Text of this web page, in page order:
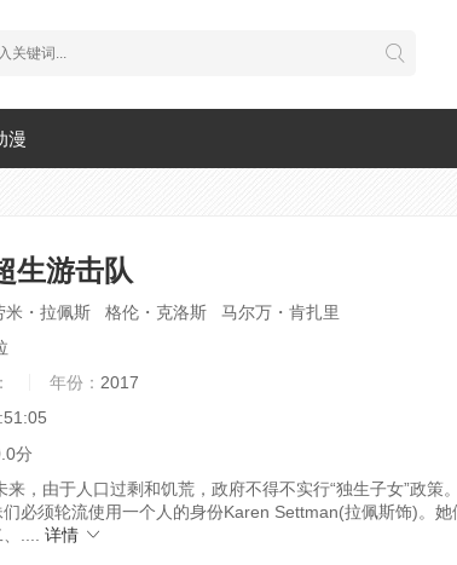
漫
生游击队
・拉佩斯 格伦・克洛斯 马尔万・肯扎里
年份： 2017
分
来，由于人口过剩和饥荒，政府不得不实行“独生子女”政策
必须轮流使用一个人的身份Karen Settman(拉佩斯饰)。
....
详情